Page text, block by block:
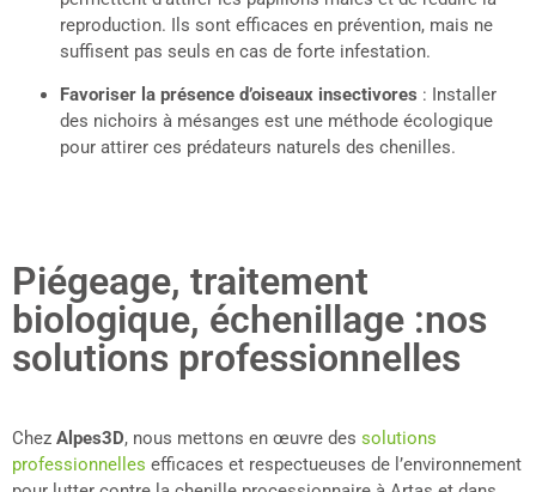
reproduction. Ils sont efficaces en prévention, mais ne
suffisent pas seuls en cas de forte infestation.
Favoriser la présence d’oiseaux insectivores : Installer
des nichoirs à mésanges est une méthode écologique
pour attirer ces prédateurs naturels des chenilles.
Piégeage, traitement
biologique, échenillage :nos
solutions professionnelles
Chez Alpes3D, nous mettons en œuvre des solutions
professionnelles efficaces et respectueuses de l’environnement